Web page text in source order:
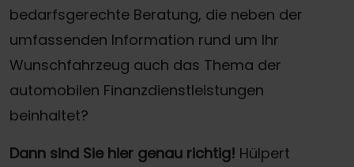
bedarfsgerechte Beratung, die neben der
umfassenden Information rund um Ihr
Wunschfahrzeug auch das Thema der
automobilen Finanzdienstleistungen
beinhaltet?
Dann sind Sie hier genau richtig! Hülpert